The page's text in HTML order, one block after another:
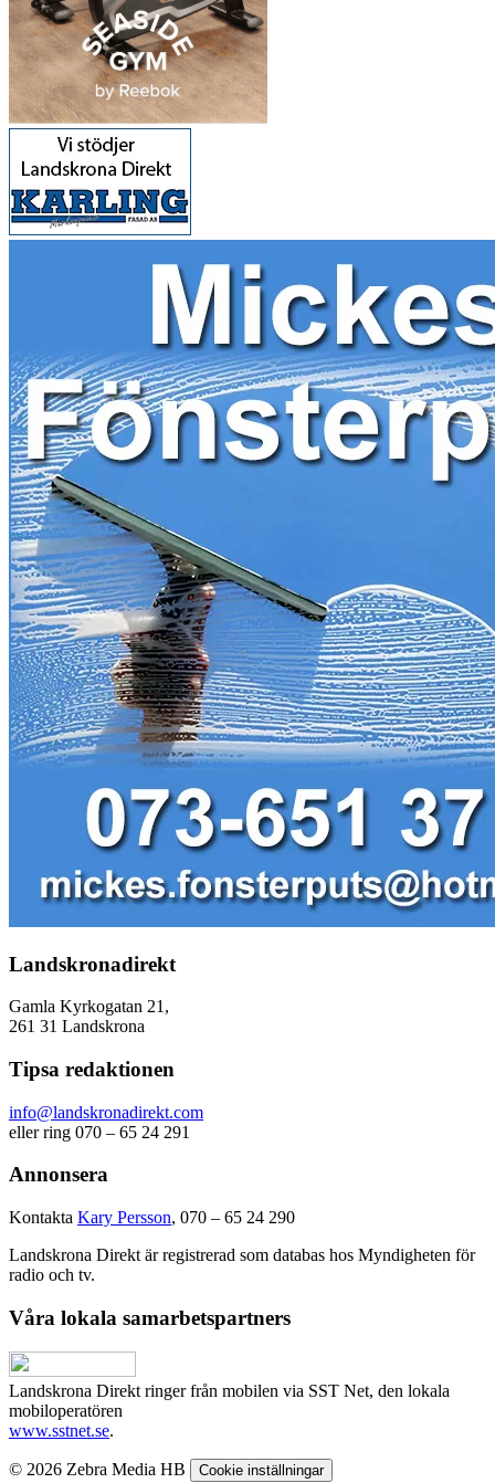
Landskronadirekt
Gamla Kyrkogatan 21,
261 31 Landskrona
Tipsa redaktionen
info@landskronadirekt.com
eller ring 070 – 65 24 291
Annonsera
Kontakta Kary Persson, 070 – 65 24 290
Landskrona Direkt är registrerad som databas hos Myndigheten för
radio och tv.
Våra lokala samarbetspartners
Landskrona Direkt ringer från mobilen via SST Net, den lokala
mobiloperatören
www.sstnet.se.
© 2026 Zebra Media HB Cookie inställningar